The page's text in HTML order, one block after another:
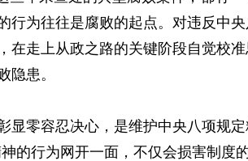
为往往是腐败的起点。对违反中
走上从政之路的关键阶段自觉校
隐患。
零容忍决心，是维护中央八项规
的行为网开一面，不仅会损害制度